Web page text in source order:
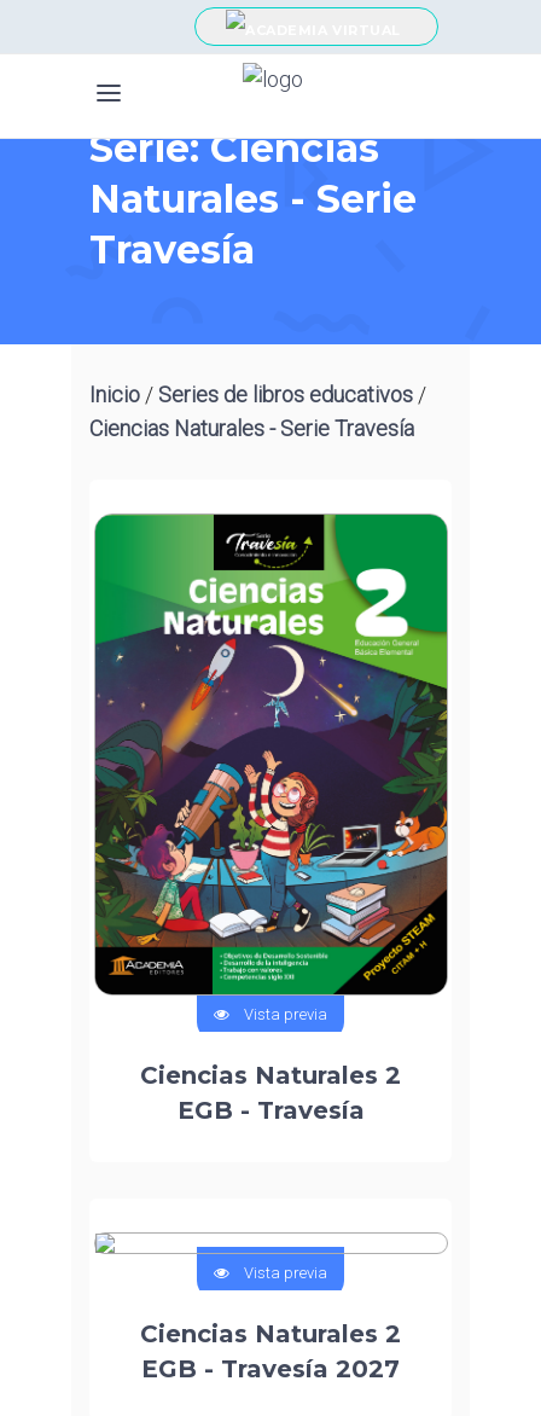
Serie: Ciencias
Naturales - Serie
Travesía
Inicio / Series de libros educativos /
Ciencias Naturales - Serie Travesía
Vista previa
Ciencias Naturales 2
EGB - Travesía
Vista previa
Ciencias Naturales 2
EGB - Travesía 2027